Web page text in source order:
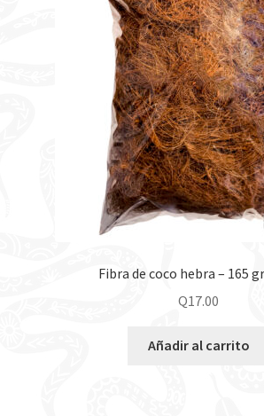
Fibra de coco hebra – 165
Q17.00
Añadir al carrito